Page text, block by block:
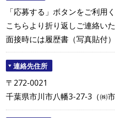
「応募する」ボタンをご利用く
こちらより折り返しご連絡いた
面接時には履歴書（写真貼付
連絡先住所
〒272-0021
千葉県市川市八幡3-27-3（㈱